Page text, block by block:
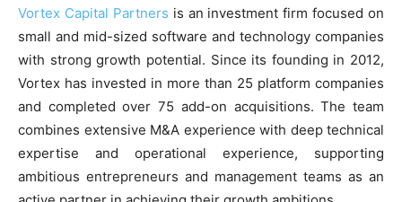
Vortex Capital Partners is an investment firm focused on
small and mid-sized software and technology companies
with strong growth potential. Since its founding in 2012,
Vortex has invested in more than 25 platform companies
and completed over 75 add-on acquisitions. The team
combines extensive M&A experience with deep technical
expertise and operational experience, supporting
ambitious entrepreneurs and management teams as an